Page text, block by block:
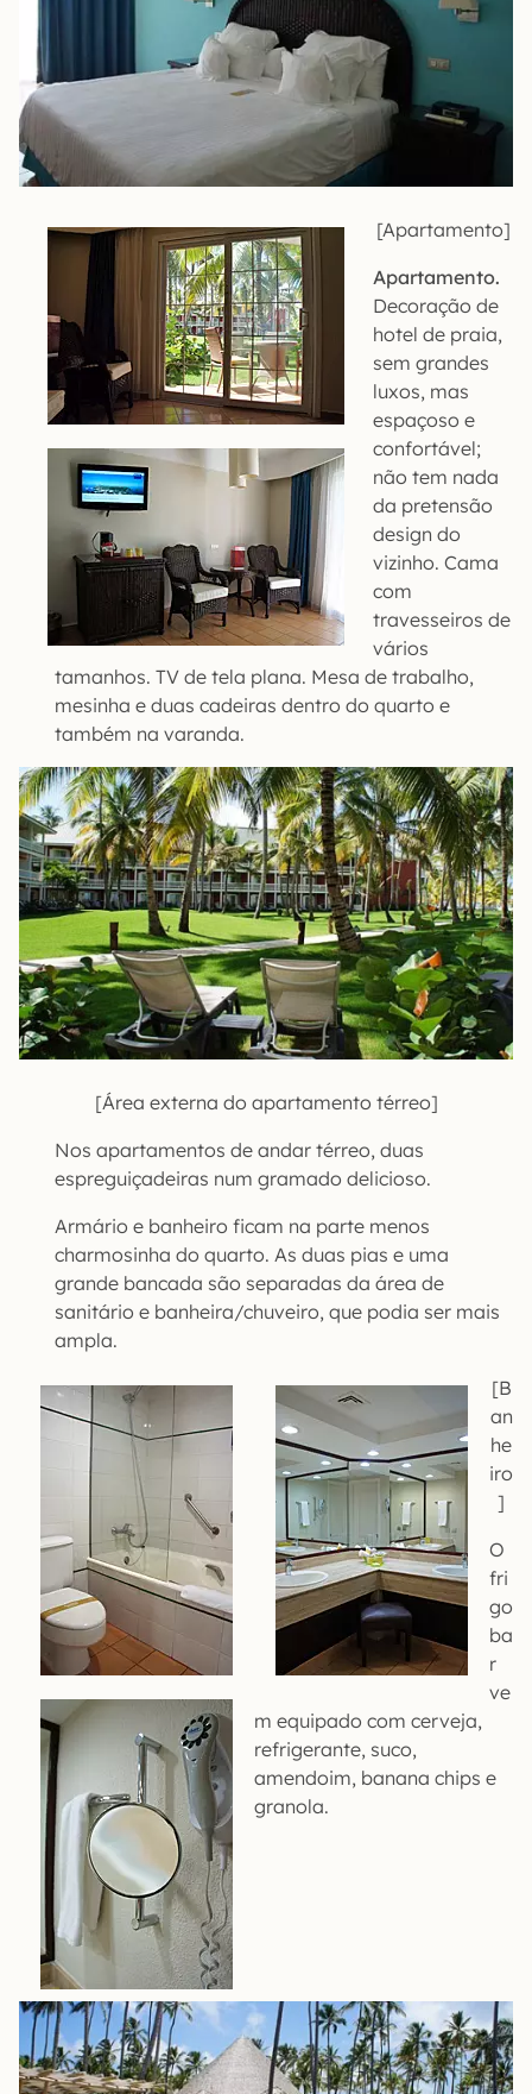
[Apartamento]
Apartamento.
Decoração de
hotel de praia,
sem grandes
luxos, mas
espaçoso e
confortável;
não tem nada
da pretensão
design do
vizinho. Cama
com
travesseiros de
vários
tamanhos. TV de tela plana. Mesa de trabalho,
mesinha e duas cadeiras dentro do quarto e
também na varanda.
[Área externa do apartamento térreo]
Nos apartamentos de andar térreo, duas
espreguiçadeiras num gramado delicioso.
Armário e banheiro ficam na parte menos
charmosinha do quarto. As duas pias e uma
grande bancada são separadas da área de
sanitário e banheira/chuveiro, que podia ser mais
ampla.
[B
an
he
iro
]
O
fri
go
ba
r
ve
m equipado com cerveja,
refrigerante, suco,
amendoim, banana chips e
granola.